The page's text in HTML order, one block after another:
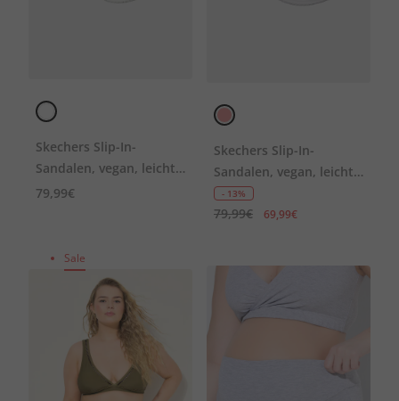
Skechers Slip-In-
Sandalen, vegan, leicht,
Komfortweite
79,99€
Skechers Slip-In-
Sandalen, vegan, leicht,
Komfortweite
- 13%
79,99€ 69,99€
Sale